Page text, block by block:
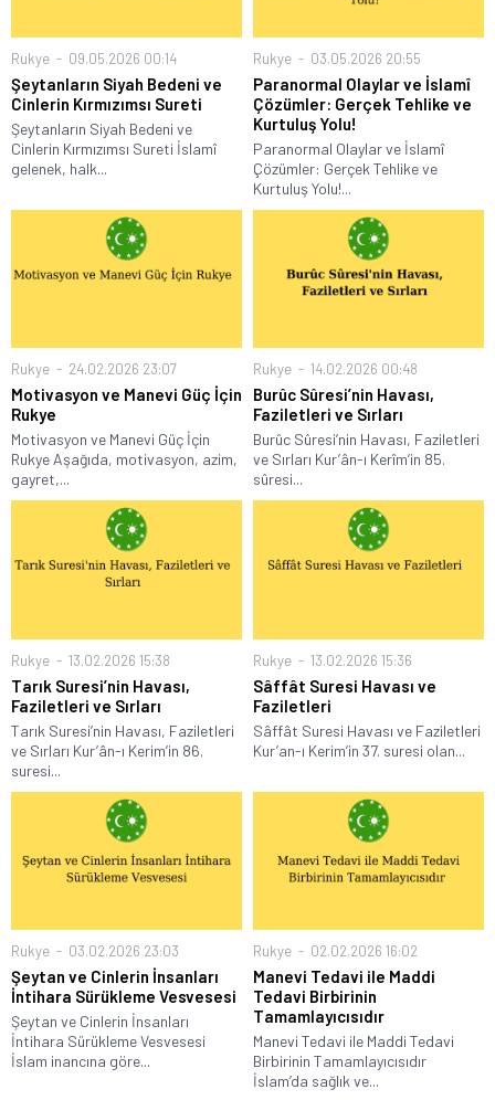
Rukye 09.05.2026 00:14
Şeytanların Siyah Bedeni ve
Cinlerin Kırmızımsı Sureti
Şeytanların Siyah Bedeni ve
Cinlerin Kırmızımsı Sureti İslamî
gelenek, halk...
Rukye 03.05.2026 20:55
Paranormal Olaylar ve İslamî
Çözümler: Gerçek Tehlike ve
Kurtuluş Yolu!
Paranormal Olaylar ve İslamî
Çözümler: Gerçek Tehlike ve
Kurtuluş Yolu!...
Rukye 24.02.2026 23:07
Motivasyon ve Manevi Güç İçin
Rukye
Motivasyon ve Manevi Güç İçin
Rukye Aşağıda, motivasyon, azim,
gayret,...
Rukye 14.02.2026 00:48
Burûc Sûresi’nin Havası,
Faziletleri ve Sırları
Burûc Sûresi’nin Havası, Faziletleri
ve Sırları Kur’ân-ı Kerîm’in 85.
sûresi...
Rukye 13.02.2026 15:38
Tarık Suresi’nin Havası,
Faziletleri ve Sırları
Tarık Suresi’nin Havası, Faziletleri
ve Sırları Kur’ân-ı Kerim’in 86.
suresi...
Rukye 13.02.2026 15:36
Sâffât Suresi Havası ve
Faziletleri
Sâffât Suresi Havası ve Faziletleri
Kur’an-ı Kerim’in 37. suresi olan...
Rukye 03.02.2026 23:03
Şeytan ve Cinlerin İnsanları
İntihara Sürükleme Vesvesesi
Şeytan ve Cinlerin İnsanları
İntihara Sürükleme Vesvesesi
İslam inancına göre...
Rukye 02.02.2026 16:02
Manevi Tedavi ile Maddi
Tedavi Birbirinin
Tamamlayıcısıdır
Manevi Tedavi ile Maddi Tedavi
Birbirinin Tamamlayıcısıdır
İslam’da sağlık ve...